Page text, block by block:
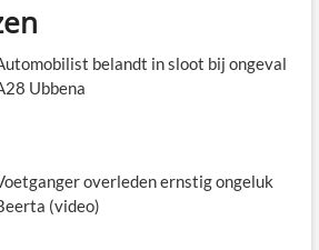
belandt in sloot bij ongeval
Ubbena
overleden ernstig ongeluk
(video)